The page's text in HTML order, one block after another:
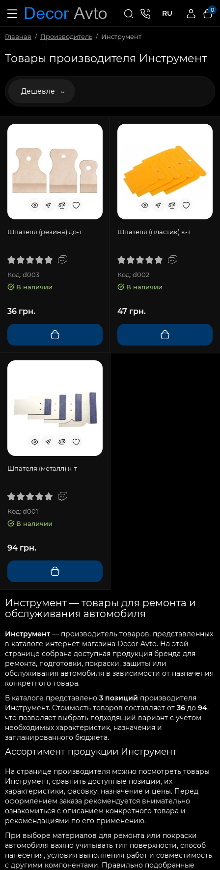
RU 0
Главная Производитель Инструмент
Товары производителя Инструмент
Дешевле
Шпателя (резина) до-т
Код: d003
В наличии
36 грн.
Шпателя (пластик) к-т
Код: d002
В наличии
47 грн.
Шпателя (металл) к-т
Код: d001
В наличии
94 грн.
Инструмент — товары для ремонта и
обслуживания автомобиля
Инструмент— производитель товаров, представленных
в каталоге интернет-магазина Decor Avto. На этой
странице собрана доступная продукция бренда для
ремонта, подготовки, покраски, защиты или
обслуживания автомобиля в зависимости от назначения
конкретного товара.
В каталоге представлено 3 позиций производителя
Инструмент. Стоимость товаров составляет от 36 до 94,
что позволяет выбрать подходящий вариант с учётом
необходимых характеристик, назначения и
запланированного бюджета.
Ассортимент продукции Инструмент
На странице производителя можно посмотреть товары
Инструмент, сравнить доступные позиции, их
характеристики, фасовку, назначение и цены. Перед
оформлением заказа рекомендуется внимательно
ознакомиться с описанием конкретного товара и
рекомендациями по его применению.
При выборе материалов для ремонта или покраски
автомобиля важно учитывать тип поверхности, способ
нанесения, условия выполнения работ и совместимость
с другими компонентами. Правильно подобранные